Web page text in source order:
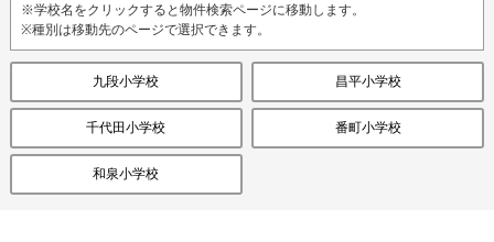
※学校名をクリックすると物件検索ページに移動します。
※種別は移動先のページで選択できます。
九段小学校 昌平小学校
千代田小学校 番町小学校
和泉小学校